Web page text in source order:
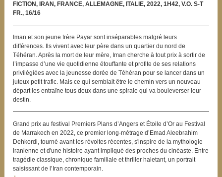
FICTION, IRAN, FRANCE, ALLEMAGNE, ITALIE, 2022, 1H42, V.O. S-T
FR., 16/16
Iman et son jeune frère Payar sont inséparables malgré leurs
différences. Ils vivent avec leur père dans un quartier du nord de
Téhéran. Après la mort de leur mère, Iman cherche à tout prix à sortir de
l’impasse d’une vie quotidienne étouffante et profite de ses relations
privilégiées avec la jeunesse dorée de Téhéran pour se lancer dans un
juteux petit trafic. Mais ce qui semblait être le chemin vers un nouveau
départ les entraîne tous deux dans une spirale qui va bouleverser leur
destin.
Grand prix au festival Premiers Plans d’Angers et Étoile d’Or au Festival
de Marrakech en 2022, ce premier long-métrage d’Emad Aleebrahim
Dehkordi, tourné avant les révoltes récentes, s'inspire de la mythologie
iranienne et d'une histoire ayant impliqué des proches du cinéaste. Entre
tragédie classique, chronique familiale et thriller haletant, un portrait
saisissant de l’Iran contemporain.